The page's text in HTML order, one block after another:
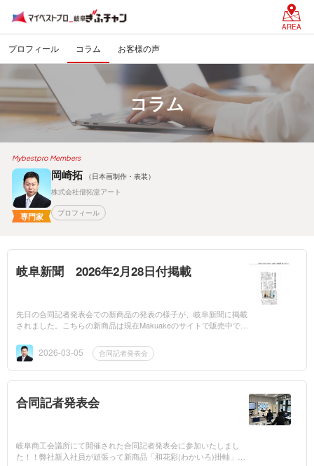
AREA
プロフィール コラム お客様の声
コラム
Mybestpro Members
専門家
岡崎拓
（日本画制作・表装）
株式会社偕拓堂アート
プロフィール
岐阜新聞 2026年2月28日付掲載
先日の合同記者発表会での新商品の発表の様子が、岐阜新聞に掲載
されました。こちらの新商品は現在Makuakeのサイトで販売中で
kuake.com/proj...
2026-03-05 合同記者発表会
合同記者発表会
岐阜商工会議所にて開催された合同記者発表会に参加いたしまし
た！！弊社新入社員が頑張って新商品「和花彩(わかいろ)掛軸」を